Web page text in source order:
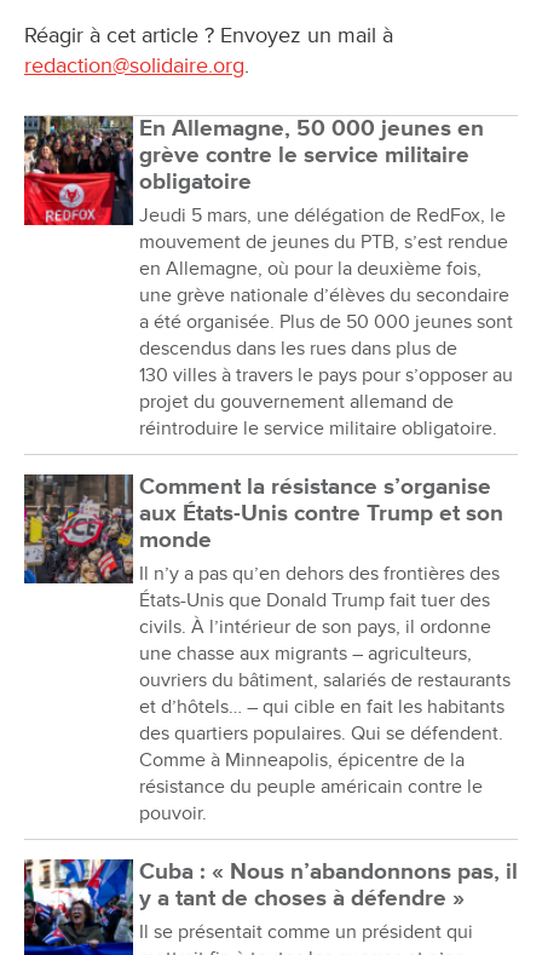
Réagir à cet article ? Envoyez un mail à
redaction@solidaire.org.
En Allemagne, 50 000 jeunes en
grève contre le service militaire
obligatoire
Jeudi 5 mars, une délégation de RedFox, le
mouvement de jeunes du PTB, s’est rendue
en Allemagne, où pour la deuxième fois,
une grève nationale d’élèves du secondaire
a été organisée. Plus de 50 000 jeunes sont
descendus dans les rues dans plus de
130 villes à travers le pays pour s’opposer au
projet du gouvernement allemand de
réintroduire le service militaire obligatoire.
Comment la résistance s’organise
aux États-Unis contre Trump et son
monde
Il n’y a pas qu’en dehors des frontières des
États-Unis que Donald Trump fait tuer des
civils. À l’intérieur de son pays, il ordonne
une chasse aux migrants – agriculteurs,
ouvriers du bâtiment, salariés de restaurants
et d’hôtels… – qui cible en fait les habitants
des quartiers populaires. Qui se défendent.
Comme à Minneapolis, épicentre de la
résistance du peuple américain contre le
pouvoir.
Cuba : « Nous n’abandonnons pas, il
y a tant de choses à défendre »
Il se présentait comme un président qui